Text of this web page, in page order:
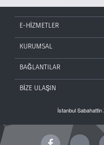
E-HİZMETLER
KURUMSAL
BAĞLANTILAR
BİZE ULAŞIN
İstanbul